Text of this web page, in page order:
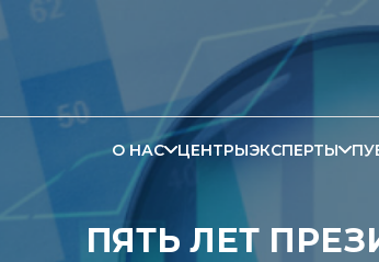
О НАС ЦЕНТРЫЭКСПЕРТЫ
ПЯТЬ ЛЕТ